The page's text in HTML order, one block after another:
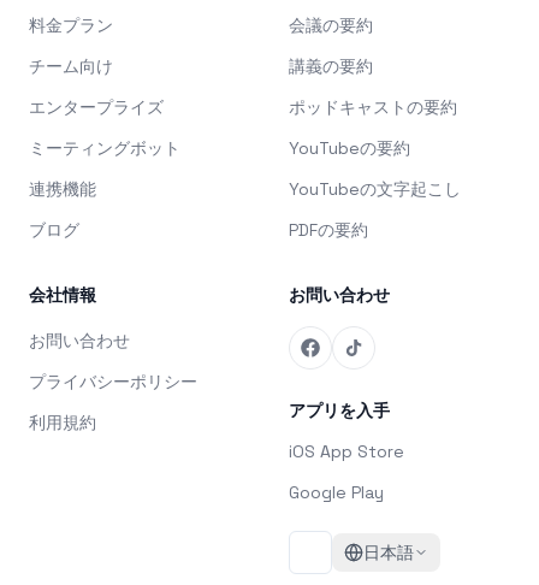
料金プラン
チーム向け
エンタープライズ
ミーティングボット
連携機能
ブログ
会議の要約
講義の要約
ポッドキャストの要約
YouTubeの要約
YouTubeの文字起こし
PDFの要約
会社情報
お問い合わせ
プライバシーポリシー
利用規約
お問い合わせ
アプリを入手
iOS App Store
Google Play
日本語